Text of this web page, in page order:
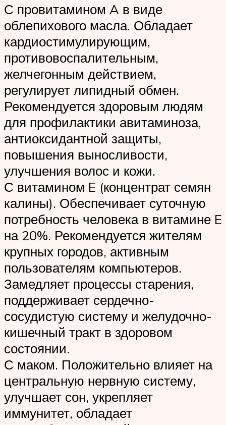
С провитамином A в виде
облепихового масла. Обладает
кардиостимулирующим,
противовоспалительным,
желчегонным действием,
регулирует липидный обмен.
Рекомендуется здоровым людям
для профилактики авитаминоза,
антиоксидантной защиты,
повышения выносливости,
улучшения волос и кожи.
С витамином E (концентрат семян
калины). Обеспечивает суточную
потребность человека в витамине E
на 20%. Рекомендуется жителям
крупных городов, активным
пользователям компьютеров.
Замедляет процессы старения,
поддерживает сердечно-
сосудистую систему и желудочно-
кишечный тракт в здоровом
состоянии.
С маком. Положительно влияет на
центральную нервную систему,
улучшает сон, укрепляет
иммунитет, обладает